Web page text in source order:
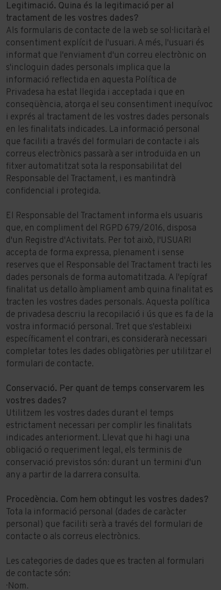
Legitimació. Quina és la legitimació per al
tractament de les vostres dades?
Als formularis de contacte de la web se sol·licitarà el
consentiment explícit de l'usuari. A més, l'usuari és
informat que l'enviament d'un correu electrònic on
s'incloguin dades personals implica que la
informació reflectida en aquesta Política de
Privadesa ha estat llegida i acceptada i que en
conseqüència, atorga el seu consentiment inequívoc
i exprés al tractament de les vostres dades personals
en les finalitats indicades. La informació personal
que faciliti a través del formulari de contacte i als
correus electrònics passarà a ser introduïda en un
fitxer automatitzat sota la responsabilitat del
Responsable del Tractament, i es mantindrà
confidencial i protegida.
El Responsable del Tractament informa els usuaris
que, en compliment del RGPD 679/2016, disposa
d'un Registre d'Activitats. Per tot això, l'USUARI
accepta de forma expressa, plenament i sense
reserves que el Responsable del Tractament tracti les
dades personals de forma automatitzada. A l'epígraf
finalitat us detallo àmpliament amb quina finalitat es
tracten les vostres dades personals. Aquesta política
de privadesa descriu la recopilació i ús que es fa de la
vostra informació personal. Tret que s'estableixi
específicament el contrari, es considerarà necessari
completar totes les dades obligatòries per utilitzar el
formulari de contacte.
Conservació. Per quant de temps conservarem les
vostres dades?
Utilitzem les vostres dades durant el temps
estrictament necessari per complir les finalitats
indicades anteriorment. Llevat que hi hagi una
obligació o requeriment legal, els terminis de
conservació previstos són: durant un termini d'un
any a partir de la darrera consulta.
Procedència. Com hem obtingut les vostres dades?
Tota la informació personal (dades de caràcter
personal) que faciliti serà a través del formulari de
contacte o als correus electrònics.
Les categories de dades que es tracten al formulari
de contacte són:
· Nom.